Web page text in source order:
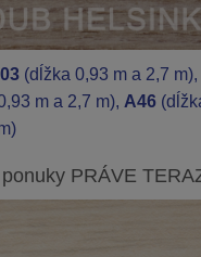
(dĺžka 0,93 m a 2,7 m),
m a 2,7 m), A46
PRÁVE